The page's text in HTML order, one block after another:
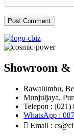
Showroom &
Rawalumbu,
Munjuljaya,
Telepon : (021)
WhatsApp :
Email :